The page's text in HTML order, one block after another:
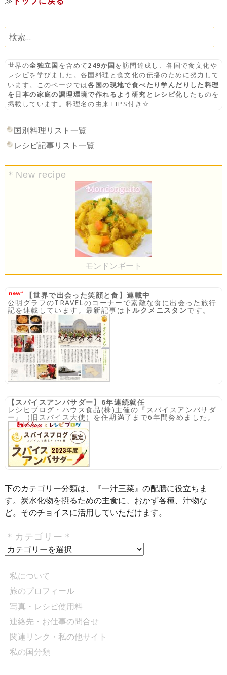
検
索:
世界の全独立国を含めて249か国を訪問達成し、各国で食文化や
レシピを学びました。各国料理と食文化の伝播のために努力して
います。このページでは各国の現地で食べたり学んだりした料理
を日本の家庭の調理環境で作れるよう研究とレシピ化したものを
掲載しています。料理名の由来TIPS付き☆
国別料理リスト一覧
レシピ記事リスト一覧
＊New recipe
モンドンギート
【世界で出会った笑顔と食】連載中
公明グラフのTRAVELのコーナーで素敵な食に出会った旅行
記を連載しています。最新記事は トルクメニスタンです。
【スパイスアンバサダー】6年連続就任
レシピブログ・ハウス食品(株)主催の『スパイスアンバサダ
ー』（旧スパイス大使）を任期満了まで6年間努めました。
下のカテゴリー分類は、『一汁三菜』の配膳に役立ちま
す。炭水化物を摂るための主食に、おかず各種、汁物な
ど。そのチョイスに活用していただけます。
＊カテゴリー＊
＊
テ
ゴ
リ
ー
＊
私について
旅のプロフィール
写真・レシピ使用料
連絡先・お仕事の問合せ
関連リンク・私の他サイト
私の国分類